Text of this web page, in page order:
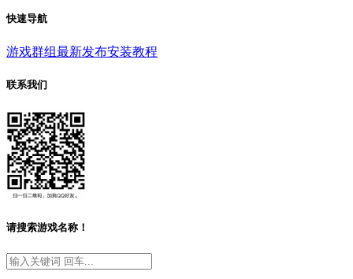
快速导航
游戏群组最新发布安装教程
联系我们
请搜索游戏名称！